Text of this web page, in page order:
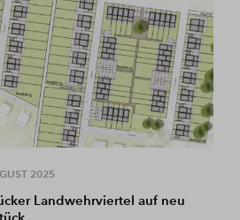
2025
Landwehrviertel auf neu